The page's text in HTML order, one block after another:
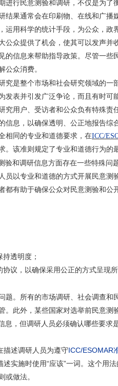
进行民意测验和调研，不仅是为了
果通常会在印刷物、在线和广播
运用科学的统计手段，为公众，政
公众提供了机会，使其可以发声并
的信息来帮助指导政策。尽管一些
公众消费。
究是整个市场和社会研究领域的一
发表并引发广泛争论，而且有时可
究用户、受访者和公众负有特殊责
息，以确保透明、公正地报告综
相同的专业和道德要求，在ICC/
该准则规定了专业和道德行为的
验和调研信息方面存在一些特殊问
员以专业和道德的方式开展民意测
有助于确保公众对民意测验和公
透明度；
议，以确保采用公正的方式呈现
题。所有的市场调研、社会调查和
。此外，某些国家对选举前民意测
息，但调研人员必须确认哪些要求
描述调研人员为遵守ICC/ESOMAR
实施时使用“应该”一词。这个用
或做法。